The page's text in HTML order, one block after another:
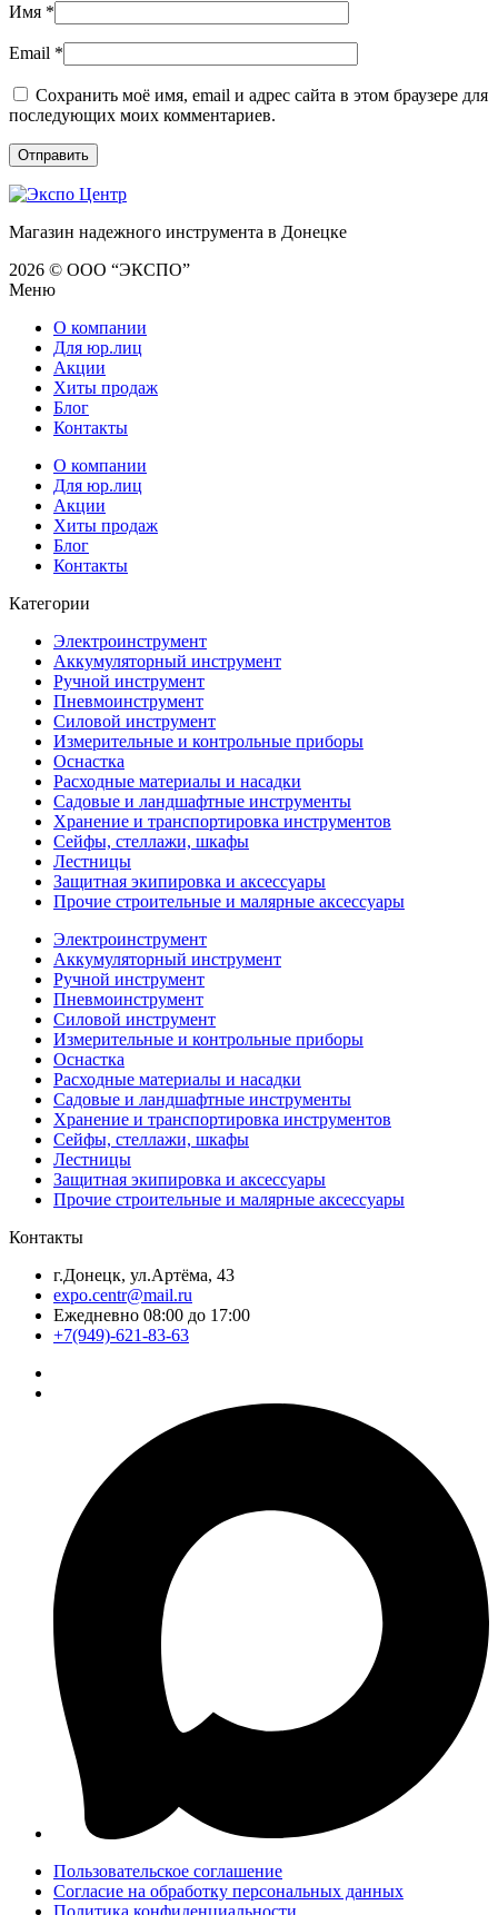
Имя *
Email *
Сохранить моё имя, email и адрес сайта в этом браузере для
последующих моих комментариев.
Магазин надежного инструмента в Донецке
2026 © ООО “ЭКСПО”
Меню
О компании
Для юр.лиц
Акции
Хиты продаж
Блог
Контакты
О компании
Для юр.лиц
Акции
Хиты продаж
Блог
Контакты
Категории
Электроинструмент
Аккумуляторный инструмент
Ручной инструмент
Пневмоинструмент
Силовой инструмент
Измерительные и контрольные приборы
Оснастка
Расходные материалы и насадки
Садовые и ландшафтные инструменты
Хранение и транспортировка инструментов
Сейфы, стеллажи, шкафы
Лестницы
Защитная экипировка и аксессуары
Прочие строительные и малярные аксессуары
Электроинструмент
Аккумуляторный инструмент
Ручной инструмент
Пневмоинструмент
Силовой инструмент
Измерительные и контрольные приборы
Оснастка
Расходные материалы и насадки
Садовые и ландшафтные инструменты
Хранение и транспортировка инструментов
Сейфы, стеллажи, шкафы
Лестницы
Защитная экипировка и аксессуары
Прочие строительные и малярные аксессуары
Контакты
г.Донецк, ул.Артёма, 43
expo.centr@mail.ru
Ежедневно 08:00 до 17:00
+7(949)-621-83-63
Пользовательское соглашение
Согласие на обработку персональных данных